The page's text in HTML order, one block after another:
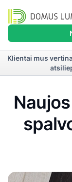
Klientai mus